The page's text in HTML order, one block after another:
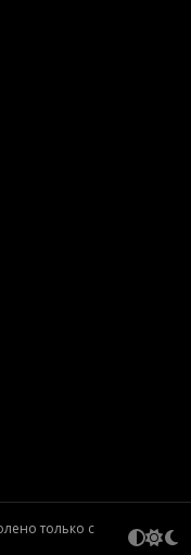
только с